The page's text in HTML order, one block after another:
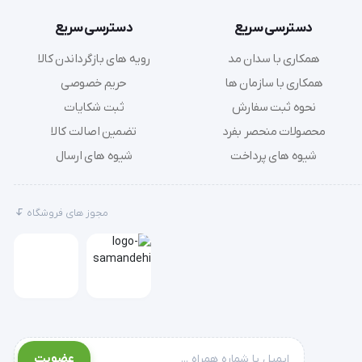
ممکن است به دلیل رعایت نکردن اصول تغذیه ای مناسب و عدم توجه به قند خون ،فشارخون و یا توجه‌ نکردن به علائمی نظیر تغییر میزان دفعات
دسترسی سریع
همکاری با سدان مد
همکاری با سازمان ها
نحوه ثبت سفارش
محصولات منحصر بفرد
شیوه های پرداخت
دسترسی سریع
رویه های بازگرداندن کالا
حریم خصوصی
ثبت شکایات
تضمین اصالت کالا
شیوه های ارسال
مجوز های فروشگاه
عضویت